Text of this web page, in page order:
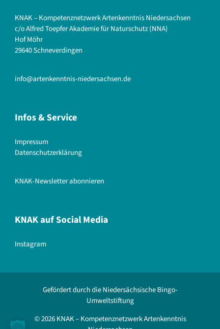
KNAK – Kompetenznetzwerk Artenkenntnis Niedersachsen
c/o Alfred Toepfer Akademie für Naturschutz (NNA)
Hof Möhr
29640 Schneverdingen
info@artenkenntnis-niedersachsen.de
Infos & Service
Impressum
Datenschutzerklärung
KNAK-Newsletter abonnieren
KNAK auf Social Media
Instagram
Gefördert durch die Niedersächsische Bingo-
Umweltstiftung
© 2026 KNAK – Kompetenznetzwerk Artenkenntnis